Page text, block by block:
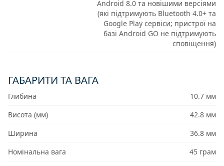
Android 8.0 та новішими версіями
(які підтримують Bluetooth 4.0+ та
Google Play сервіси; пристрої на
базі Android GO не підтримують
сповіщення)
ГАБАРИТИ ТА ВАГА
Глибина
10.7 мм
Висота (мм)
42.8 мм
Ширина
36.8 мм
Номінальна вага
45 грам